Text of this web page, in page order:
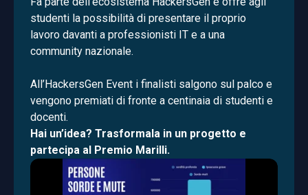
studenti la possibilità di presentare il proprio
lavoro davanti a professionisti IT e a una
community nazionale.
All’HackersGen Event i finalisti salgono sul palco e
vengono premiati di fronte a centinaia di studenti e
docenti.
Hai un’idea? Trasformala in un progetto e
partecipa al Premio Marilli.